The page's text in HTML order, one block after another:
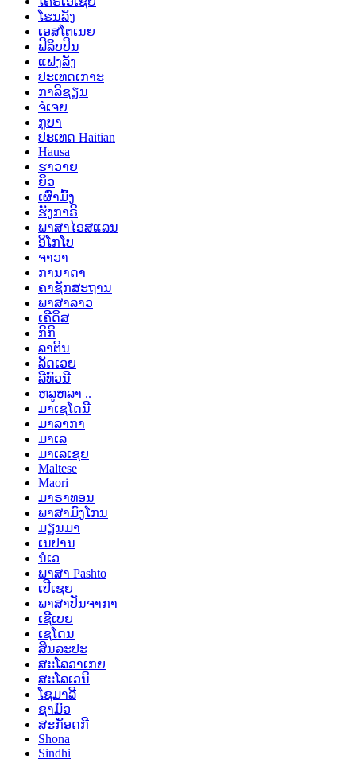
ໂຮນລັງ
ເອສໂຕເນຍ
ຟິລິບປິນ
ແຟງລັງ
ປະເທດເກາະ
ກາລິຊຽນ
ຈໍເຈຍ
ກູບາ
ປະເທດ Haitian
Hausa
ຮາວາຍ
ຍິວ
ເຜົ່າມົ້ງ
ຮັງກາຣີ
ພາສາໄອສແລນ
ອິໂກໂບ
ຈາວາ
ການາດາ
ຄາຊັກສະຖານ
ພາສາລາວ
ເຄີດິສ
ກີກີ
ລາຕິນ
ລັດເວຍ
ລີທົວນີ
ຫລູຫລາ ..
ມາເຊໂດນີ
ມາລາກາ
ມາເລ
ມາເລເຊຍ
Maltese
Maori
ມາຣາທອນ
ພາສາມົງໂກນ
ມຽນມາ
ເນປານ
ນໍເວ
ພາສາ Pashto
ເປີເຊຍ
ພາສາປັນຈາກາ
ເຊີເບຍ
ເຊໂດນ
ສິນລະປະ
ສະໂລວາເກຍ
ສະໂລເວນີ
ໂຊມາລີ
ຊາມົວ
ສະກັອດກີ
Shona
Sindhi